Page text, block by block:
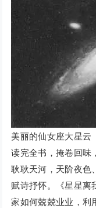
美丽的仙女座大星云
读完全书，掩卷回味
耿耿天河，天阶夜色
赋诗抒怀。《星星离
家如何兢兢业业，利